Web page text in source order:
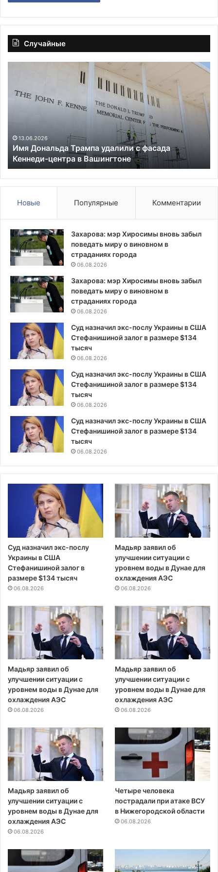
Случайные
удалили
центра
Вашингтоне
13.06.2026
Имя Дональда Трампа удалили с фасада
Кеннеди-центра в Вашингтоне
Новые Популярные Комментарии
Захарова: мэр Хиросимы вновь забыл
поведать миру о виновном в
страданиях города
06.08.2026
Захарова: мэр Хиросимы вновь забыл
поведать миру о виновном в
страданиях города
06.08.2026
Суд назначил экс-послу Украины в США
Стефанишиной залог в размере $134
тысяч
06.08.2026
Суд назначил экс-послу Украины в США
Стефанишиной залог в размере $134
тысяч
06.08.2026
Суд назначил экс-послу Украины в США
Стефанишиной залог в размере $134
тысяч
06.08.2026
Суд назначил экс-послу
Украины в США
Стефанишиной залог в
размере $134 тысяч
06.08.2026
Мадьяр заявил об
улучшении ситуации с
уровнем воды в Дунае для
охлаждения АЭС
06.08.2026
Мадьяр заявил об
улучшении ситуации с
уровнем воды в Дунае для
охлаждения АЭС
06.08.2026
Мадьяр заявил об
улучшении ситуации с
уровнем воды в Дунае для
охлаждения АЭС
06.08.2026
Мадьяр заявил об
улучшении ситуации с
уровнем воды в Дунае для
охлаждения АЭС
06.08.2026
Четыре человека
пострадали при атаке ВСУ
в Нижегородской области
06.08.2026